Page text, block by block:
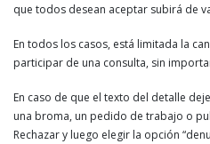
que todos desean aceptar subirá de
En todos los casos, está limitada la
participar de una consulta, sin
En caso de que el texto del detalle
una broma, un pedido de trabajo o
Rechazar y luego elegir la opción